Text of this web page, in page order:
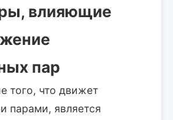
влияющие
пар
того, что движет
парами, является